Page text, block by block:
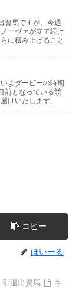
資馬ですが、今週
ーヴァが立て続け
に積み上げること
よダービーの時期
前となっている競
けいたします。
コピー
ほいーる
引退出資馬
キ